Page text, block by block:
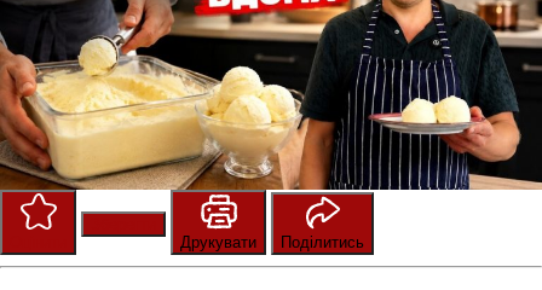
Друкувати
Поділитись